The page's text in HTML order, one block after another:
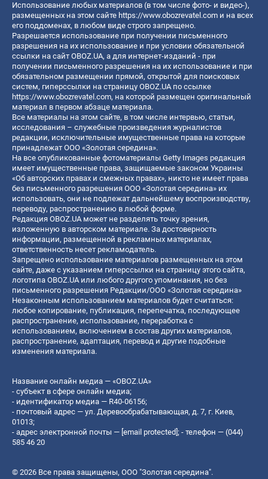
Использование любых материалов (в том числе фото- и видео-),
размещенных на этом сайте https://www.obozrevatel.com и на всех
его поддоменах, в любом виде строго запрещено.
Разрешается использование при получении письменного
разрешения на их использование и при условии обязательной
ссылки на сайт OBOZ.UA, а для интернет-изданий - при
получении письменного разрешения на их использование и при
обязательном размещении прямой, открытой для поисковых
систем, гиперссылки на страницу OBOZ.UA по ссылке
https://www.obozrevatel.com, на которой размещен оригинальный
материал в первом абзаце материала.
Все материалы на этом сайте, в том числе интервью, статьи,
исследования – служебные произведения журналистов
редакции, исключительные имущественные права на которые
принадлежат ООО «Золотая середина».
На все опубликованные фотоматериалы Getty Images редакция
имеет имущественные права, защищаемые законом Украины
«Об авторских правах и смежных правах», никто не имеет права
без письменного разрешения ООО «Золотая середина» их
использовать, они не подлежат дальнейшему воспроизводству,
переводу, распространению в любой форме.
Редакция OBOZ.UA может не разделять точку зрения,
изложенную в авторском материале. За достоверность
информации, размещенной в рекламных материалах,
ответственность несет рекламодатель.
Запрещено использование материалов размещенных на этом
сайте, даже с указанием гиперссылки на страницу этого сайта,
логотипа OBOZ.UA или любого другого упоминания, но без
письменного разрешения Редакции/ООО «Золотая середина»
Незаконным использованием материалов будет считаться:
любое копирование, публикация, перепечатка, последующее
распространение, использование, переработка с
использованием, включением в состав других материалов,
распространение, адаптация, перевод и другие подобные
изменения материала.
Название онлайн медиа — «OBOZ.UA»
- субъект в сфере онлайн медиа;
- идентификатор медиа — R40-06156;
- почтовый адрес — ул. Деревообрабатывающая, д. 7, г. Киев,
01013;
- адрес электронной почты — [email protected] ; - телефон — (044)
585 46 20
© 2026 Все права защищены, ООО "Золотая середина".